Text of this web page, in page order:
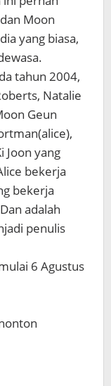
Moon
yang biasa,
tahun 2004,
Natalie
Geun
Joon yang
bekerja
bekerja
adalah
penulis
6 Agustus